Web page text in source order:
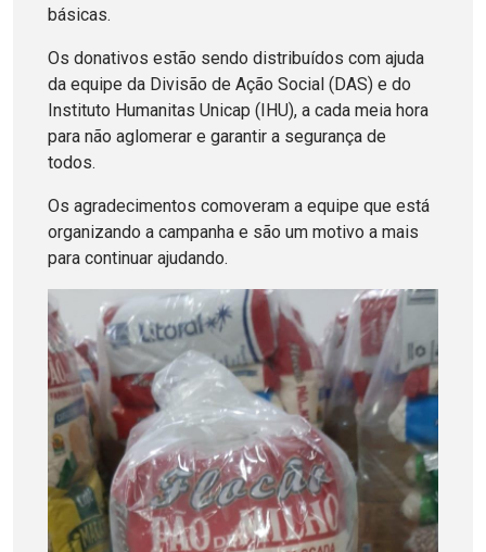
básicas.
Os donativos estão sendo distribuídos com ajuda
da equipe da Divisão de Ação Social (DAS) e do
Instituto Humanitas Unicap (IHU), a cada meia hora
para não aglomerar e garantir a segurança de
todos.
Os agradecimentos comoveram a equipe que está
organizando a campanha e são um motivo a mais
para continuar ajudando.